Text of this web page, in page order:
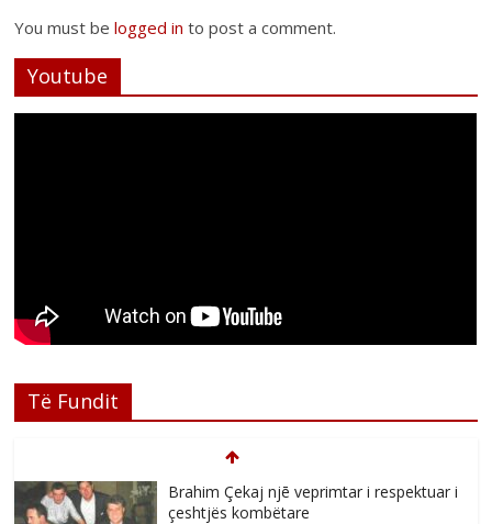
You must belogged in to post a comment.
Youtube
Të Fundit
Brahim Çekaj njē veprimtar i respektuar i
çeshtjës kombëtare